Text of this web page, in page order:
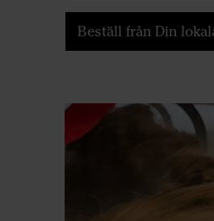
Beställ från Din